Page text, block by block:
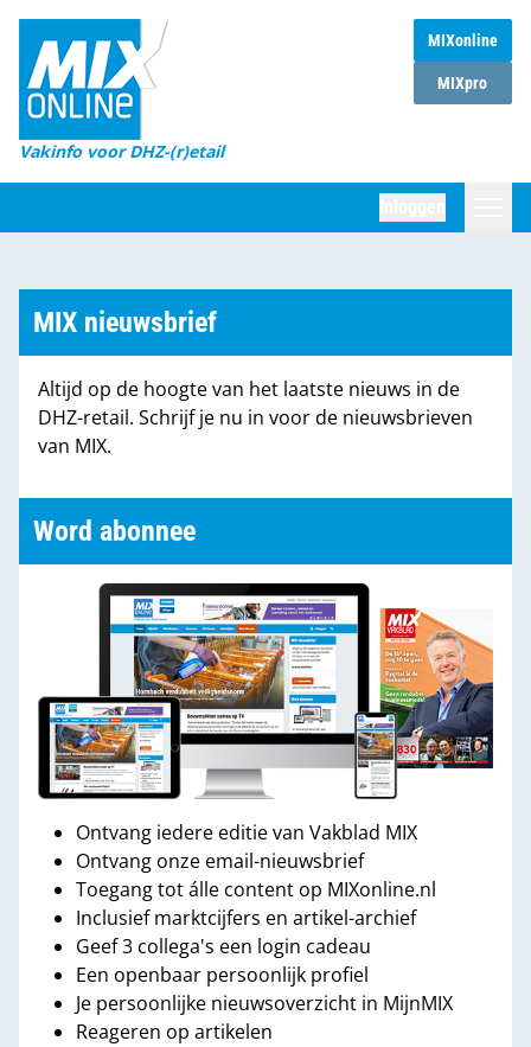
MIXonline
MIXpro
Vakinfo voor DHZ-(r)etail
Home
Magazines
DHZ Sessie
Marktcijfers
Partners
MIX nieuwsbrief
Altijd op de hoogte van het laatste nieuws in de
DHZ-retail. Schrijf je nu in voor de nieuwsbrieven
van MIX.
Word abonnee
Ontvang iedere editie van Vakblad MIX
Ontvang onze email-nieuwsbrief
Toegang tot álle content op MIXonline.nl
Inclusief marktcijfers en artikel-archief
Geef 3 collega's een login cadeau
Een openbaar persoonlijk profiel
Je persoonlijke nieuwsoverzicht in MijnMIX
Reageren op artikelen